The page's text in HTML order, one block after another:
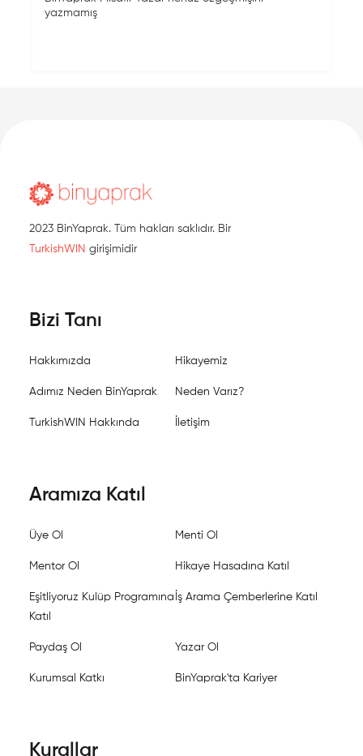
yazmamış
2023 BinYaprak. Tüm hakları saklıdır. Bir
TurkishWIN girişimidir
Bizi Tanı
Hakkımızda Hikayemiz
Adımız Neden BinYaprak Neden Varız?
TurkishWIN Hakkında İletişim
Aramıza Katıl
Üye Ol Menti Ol
Mentor Ol Hikaye Hasadına Katıl
Eşitliyoruz Kulüp Programına
Katıl
İş Arama Çemberlerine Katıl
Paydaş Ol Yazar Ol
Kurumsal Katkı BinYaprak'ta Kariyer
Kurallar